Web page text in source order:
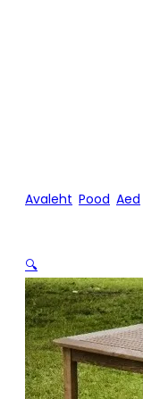
Avaleht Pood Aed
🔍